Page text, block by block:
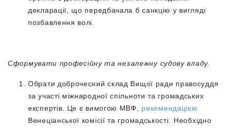
декларації, що передбачала б санкцію у вигляді
позбавлення волі.
Сформувати професійну та незалежну судову владу.
Обрати доброчесний склад Вищої ради правосуддя
за участі міжнародної спільноти та громадських
експертів. Це є вимогою МВФ, рекомендацією
Венеціанської комісії та громадськості. Необхідно